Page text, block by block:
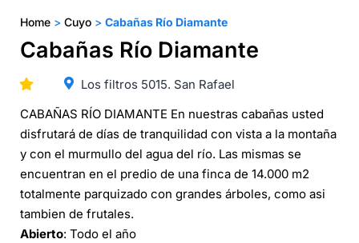
Home > Cuyo > Cabañas Río Diamante
Cabañas Río Diamante
Los filtros 5015. San Rafael
CABAÑAS RÍO DIAMANTE En nuestras cabañas usted
disfrutará de días de tranquilidad con vista a la montaña
y con el murmullo del agua del río. Las mismas se
encuentran en el predio de una finca de 14.000 m2
totalmente parquizado con grandes árboles, como asi
tambien de frutales.
Abierto: Todo el año